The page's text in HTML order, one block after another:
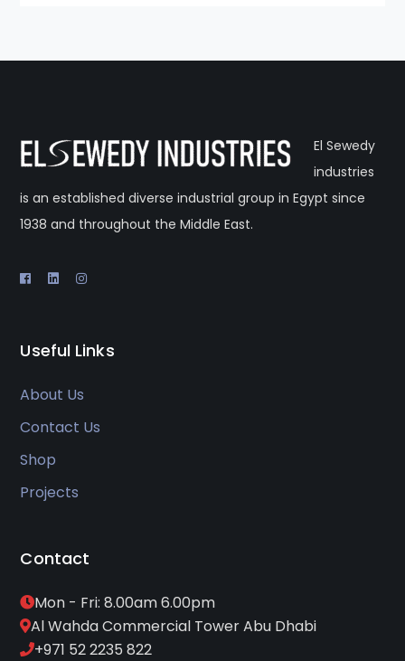
El Sewedy
industries
is an established diverse industrial group in Egypt since
1938 and throughout the Middle East.
Useful Links
About Us
Contact Us
Shop
Projects
Contact
Mon - Fri: 8.00am 6.00pm
Al Wahda Commercial Tower Abu Dhabi
+971 52 2235 822